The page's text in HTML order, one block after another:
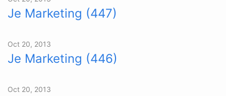
Je Marketing (447)
Oct 20, 2013
Je Marketing (446)
Oct 20, 2013